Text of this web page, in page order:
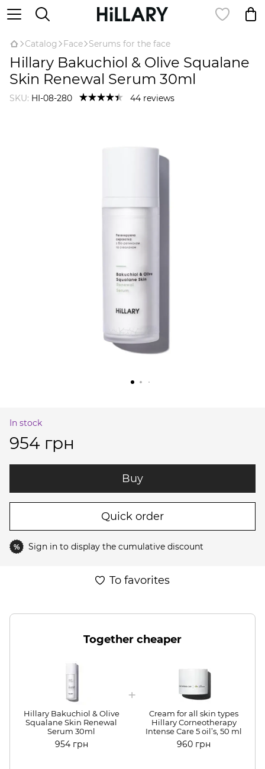
Catalog Face Serums for the face
Hillary Bakuchiol & Olive Squalane
Skin Renewal Serum 30ml
SKU: HI-08-280 44 reviews
In stock
954 грн
Buy
Quick order
% Sign in to display the cumulative discount
To favorites
Together cheaper
Hillary Bakuchiol & Olive
Squalane Skin Renewal
Serum 30ml
954 грн
Cream for all skin types
Hillary Corneotherapy
Intense Сare 5 oil’s, 50 ml
960 грн